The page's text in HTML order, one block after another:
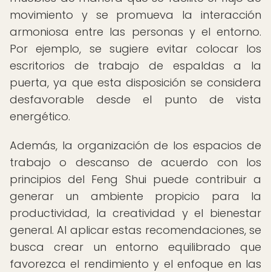
movimiento y se promueva la interacción
armoniosa entre las personas y el entorno.
Por ejemplo, se sugiere evitar colocar los
escritorios de trabajo de espaldas a la
puerta, ya que esta disposición se considera
desfavorable desde el punto de vista
energético.
Además, la organización de los espacios de
trabajo o descanso de acuerdo con los
principios del Feng Shui puede contribuir a
generar un ambiente propicio para la
productividad, la creatividad y el bienestar
general. Al aplicar estas recomendaciones, se
busca crear un entorno equilibrado que
favorezca el rendimiento y el enfoque en las